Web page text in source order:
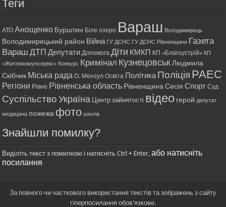
Теги
АТО Анощенко Бурштин Біле озеро Вараш Володимирець
Володимирецький район Війна ГУ ДСНС ГУ ДСНС Рівненщини Газета
Вараш ДТП Депутати Допомога Діти КМКП КП «Благоустрій» КП
«Житлокомунсервіс» Конкурс Кримінал Кузнецовськ Людмила
Скібчик Міська рада О. Мензул Освіта ПолітикаПоліція РАЕС
Регіони Рівне Рівненська область Рівненщина Сесія Спорт Суд
Суспільство Україна Центр зайнятості відео герой депутат
медицина пожежа фото школа
Знайшли помилку?
Виділіть текст з помилкою і натисніть Ctrl + Enter,або натисніть
посилання
За повного чи часткового використання текстів та зображень з сайту
гіперпосилання обов'язкове.